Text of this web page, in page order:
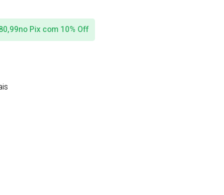
no Pix com 10% Off